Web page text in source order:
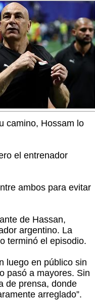
camino, Hossam lo
el entrenador
ambos para evitar
de Hassan,
argentino. La
terminó el episodio.
luego en público sin
pasó a mayores. Sin
de prensa, donde
arreglado”.